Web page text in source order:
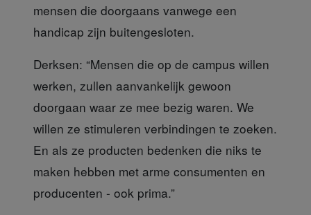
mensen die doorgaans vanwege een
handicap zijn buitengesloten.
Derksen: “Mensen die op de campus willen
werken, zullen aanvankelijk gewoon
doorgaan waar ze mee bezig waren. We
willen ze stimuleren verbindingen te zoeken.
En als ze producten bedenken die niks te
maken hebben met arme consumenten en
producenten - ook prima.”